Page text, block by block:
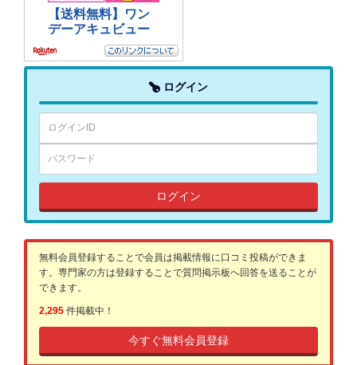
ログイン
ログイン
無料会員登録することで会員は掲載情報に口コミ投稿ができま
す。専門家の方は登録することで質問掲示板へ回答を送ることが
できます。
2,295 件掲載中！
今すぐ無料会員登録